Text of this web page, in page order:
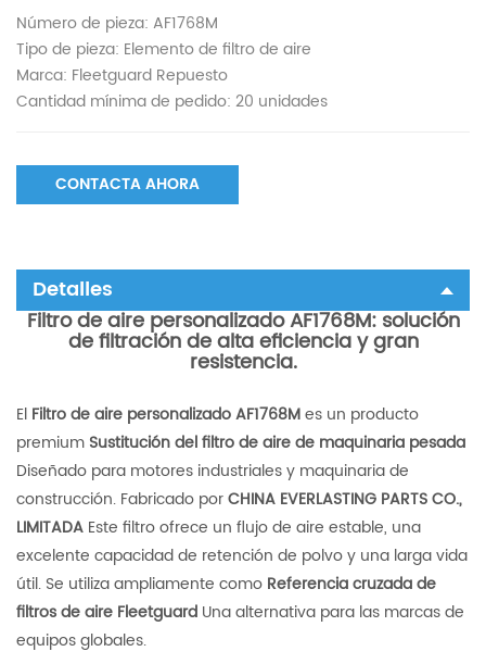
Número de pieza: AF1768M
Tipo de pieza: Elemento de filtro de aire
Marca: Fleetguard Repuesto
Cantidad mínima de pedido: 20 unidades
CONTACTA AHORA
Detalles
Filtro de aire personalizado AF1768M: solución
de filtración de alta eficiencia y gran
resistencia.
El Filtro de aire personalizado AF1768Mes un producto
premium Sustitución del filtro de aire de maquinaria pesada
Diseñado para motores industriales y maquinaria de
construcción. Fabricado porCHINA EVERLASTING PARTS CO.,
LIMITADA Este filtro ofrece un flujo de aire estable, una
excelente capacidad de retención de polvo y una larga vida
útil. Se utiliza ampliamente como Referencia cruzada de
filtros de aire Fleetguard Una alternativa para las marcas de
equipos globales.